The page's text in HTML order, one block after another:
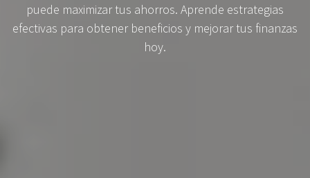
puede maximizar tus ahorros. Aprende estrategias
efectivas para obtener beneficios y mejorar tus finanzas
hoy.